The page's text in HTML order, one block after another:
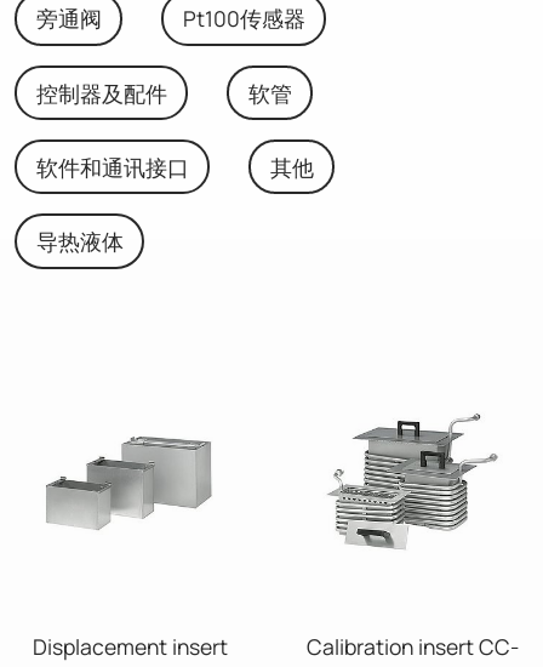
旁通阀 Pt100传感器
控制器及配件 软管
软件和通讯接口 其他
导热液体
Displacement insert
Calibration insert CC-